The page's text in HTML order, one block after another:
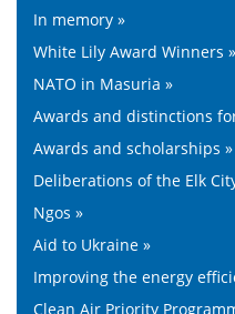
In memory »
White Lily Award Winners »
NATO in Masuria »
Awards and distinctions for
Awards and scholarships »
Deliberations of the Elk
Ngos »
Aid to Ukraine »
Improving the energy
Clean Air Priority